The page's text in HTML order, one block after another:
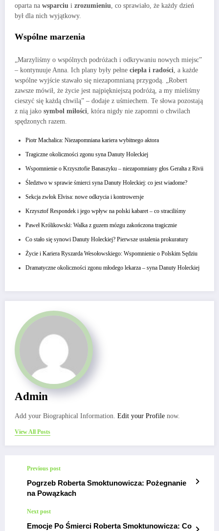
oparta na wsparciu i zrozumieniu , co sprawiało, że każdy dzień
był dla nich wyjątkowy.
Wspólne marzenia
„Marzyliśmy o wspólnych podróżach i odkrywaniu nowych miejsc”
– kontynuuje Anna. Ich plany były pełne ciepła i radości , a każde
wspólne wyjście stawało się niezapomnianą przygodą. „Robert
zawsze mówił, że życie jest najpiękniejszą podróżą, a my mieliśmy
cieszyć się każdą chwilą” – dodaje z uśmiechem. Te słowa pozostają
z nią jako symbol miłości , która nigdy nie zapomni o chwilach
spędzonych razem.
Piotr Machalica: Niezapomniana kariera wybitnego aktora
Tragiczne okoliczności zgonu syna Danuty Holeckiej
Wspomnienie o Krzysztofie Banaszyku – niezapomniany głos Geralta z Rivii
Śledztwo w sprawie śmierci syna Danuty Holeckiej: co jest wiadome?
Sekcja zwłok Elvisa: nowe odkrycia i kontrowersje
Krzysztof Respondek i jego wpływ na polski kabaret – co straciliśmy
Paweł Królikowski: Walka z guzem mózgu zakończona tragicznie
Co stało się synowi Danuty Holeckiej? Pierwsze ustalenia prokuratury
Życie i Kariera Ryszarda Wesołowskiego: Wspomnienie o Polskim Sędziu
Dramatyczne okoliczności zgonu młodego lekarza – syna Danuty Holeckiej
Admin
Add your Biographical Information. Edit your Profile now.
View All Posts
Previous post
Pogrzeb Roberta Smoktunowicza: Pożegnanie
na Powązkach
Next post
Emocje Po Śmierci Roberta Smoktunowicza: Co